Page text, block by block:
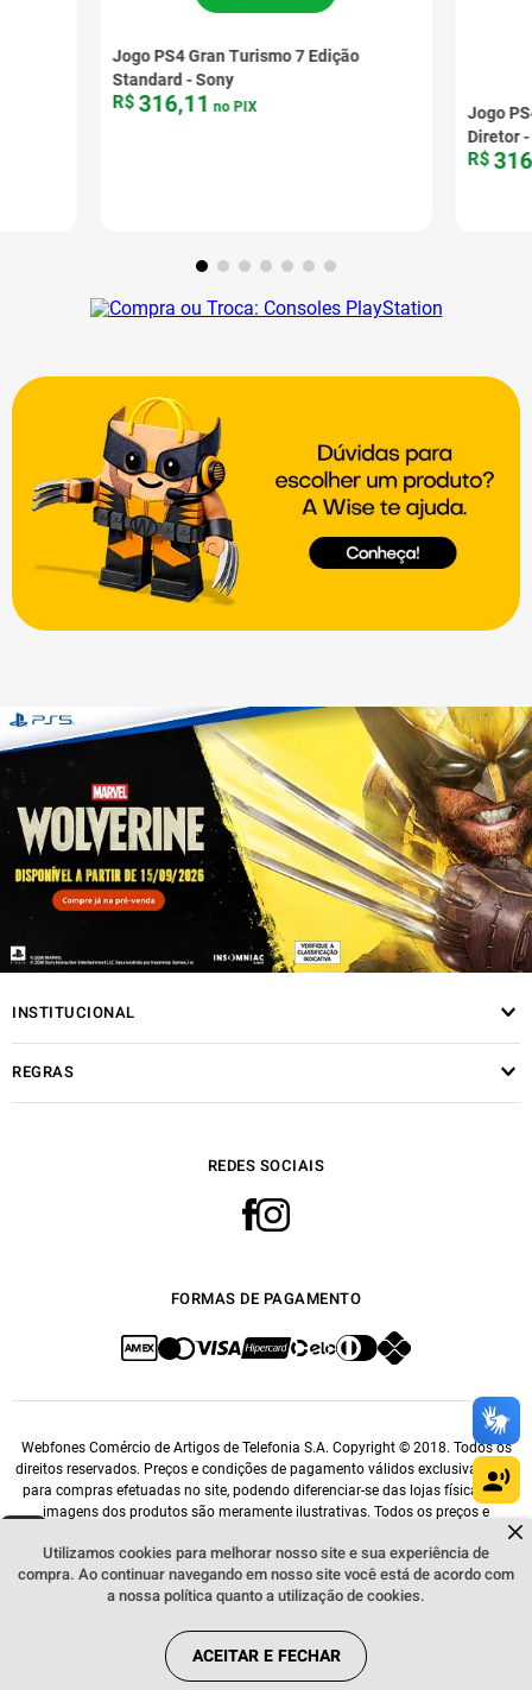
Fale comigo
clicando aqui
Jogo PS4 Gran Turismo 7 Edição
Standard - Sony
R$ 316,11 no PIX
Jogo
Diretor -
R$316
Utilizamos cookies para melhorar nosso site e sua experiência de
compra. Ao continuar navegando em nosso site você está de acordo com
a nossa política quanto a utilização de cookies.
ACEITAR E FECHAR
INSTITUCIONAL
REGRAS
REDES SOCIAIS
FORMAS DE PAGAMENTO
Webfones Comércio de Artigos de Telefonia S.A. Copyright © 2018. Todos os
direitos reservados. Preços e condições de pagamento válidos exclusivamente
para compras efetuadas no site, podendo diferenciar-se das lojas físicas. As
imagens dos produtos são meramente ilustrativas. Todos os preços e
14.548.476/0001-76.